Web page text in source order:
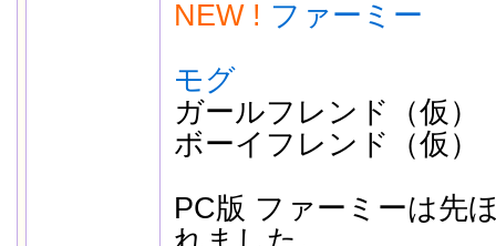
NEW ! ファーミー
モグ
ガールフレンド（仮）
ボーイフレンド（仮）
PC版 ファーミーは先